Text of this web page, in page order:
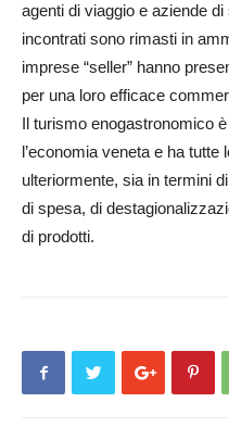
agenti di viaggio e aziende
incontrati sono rimasti in
imprese “seller” hanno
per una loro efficace
Il turismo enogastronomico
l’economia veneta e ha
ulteriormente, sia in termini
di spesa, di
di prodotti.